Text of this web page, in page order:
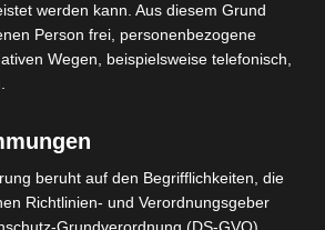
seine Subunternehmer
in Quarantäne geschickten
Entschädigung für den
die Messer wetzen und das
Abendessen aus dem
Und schließlich mussten
werden kann. Aus diesem Grund
Person frei, personenbezogene
Wegen, beispielsweise telefonisch,
beruht auf den Begrifflichkeiten, die
Richtlinien- und Verordnungsgeber